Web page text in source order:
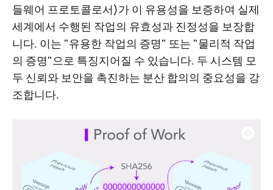
들웨어 프로토콜로서)가 이 유용성을 보증하여 실제
세계에서 수행된 작업의 유효성과 진정성을 보장합
니다. 이는 "유용한 작업의 증명" 또는 "물리적 작업
의 증명"으로 특징지어질 수 있습니다. 두 시스템 모
두 신뢰와 보안을 촉진하는 분산 합의의 중요성을 강
조합니다.